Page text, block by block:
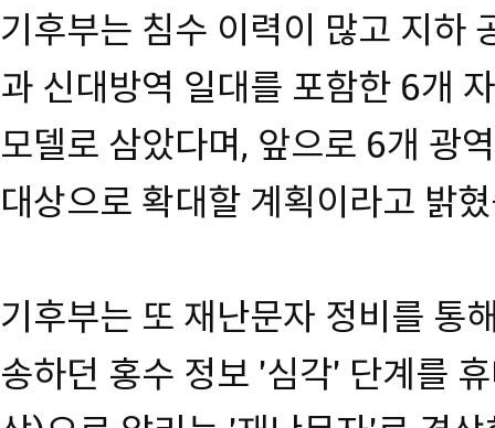
기후부는 침수 이력이 많고 지하
과 신대방역 일대를 포함한 6개
모델로 삼았다며, 앞으로 6개 광
대상으로 확대할 계획이라고 밝
기후부는 또 재난문자 정비를 통
송하던 홍수 정보 '심각' 단계를